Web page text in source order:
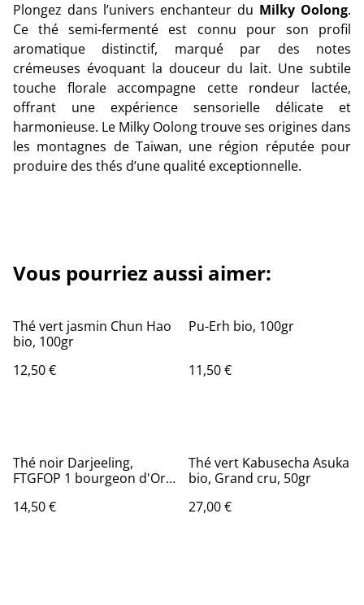
Plongez dans l’univers enchanteur du Milky Oolong.
Ce thé semi-fermenté est connu pour son profil
aromatique distinctif, marqué par des notes
crémeuses évoquant la douceur du lait. Une subtile
touche florale accompagne cette rondeur lactée,
offrant une expérience sensorielle délicate et
harmonieuse. Le Milky Oolong trouve ses origines dans
les montagnes de Taiwan, une région réputée pour
produire des thés d’une qualité exceptionnelle.
Vous pourriez aussi aimer:
Thé vert jasmin Chun Hao
bio, 100gr
12,50 €
Pu-Erh bio, 100gr
11,50 €
Thé noir Darjeeling,
FTGFOP 1 bourgeon d'Or
14,50 €
Thé vert Kabusecha Asuka
bio, Grand cru, 50gr
27,00 €